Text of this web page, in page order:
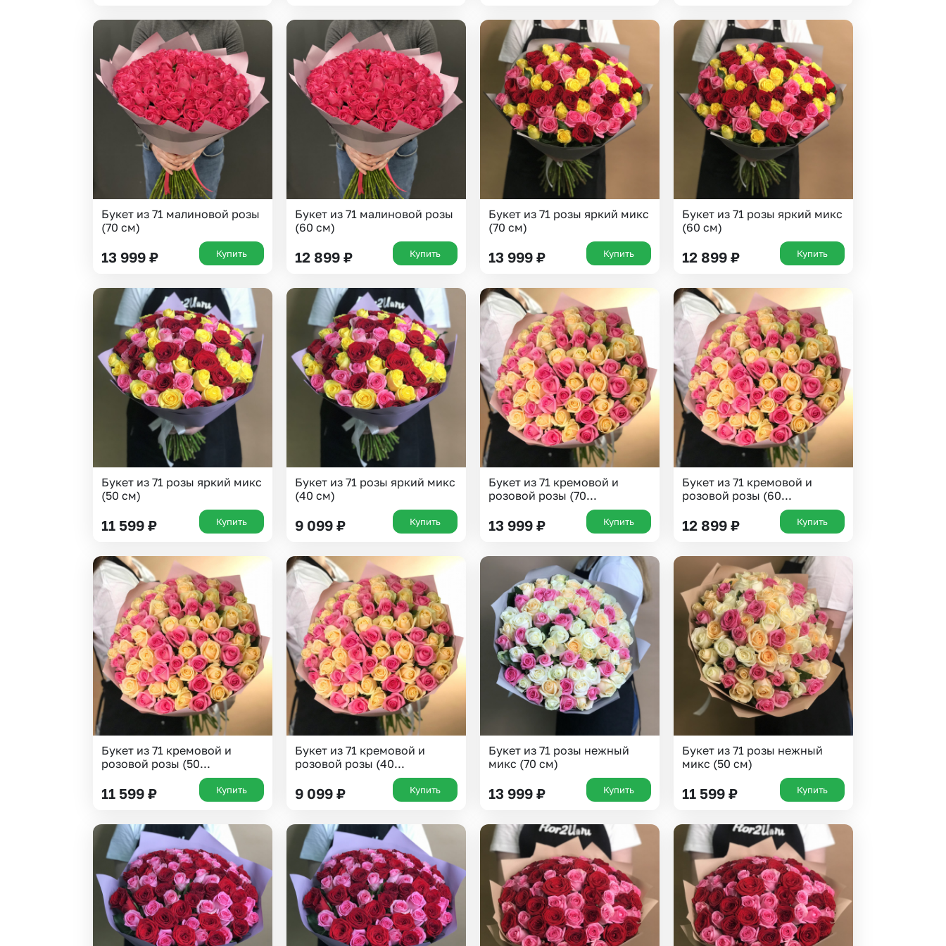
Казань
Уфа
Челябинск
Екатеринбург
Новосибирск
Омск
Волгоград
Воронеж
Букет из 71 малиновой розы
(70 см)
13 999 ₽ Купить
Букет из 71 малиновой розы
(60 см)
12 899 ₽ Купить
Букет из 71 розы яркий микс
(70 см)
13 999 ₽ Купить
Букет из 71 розы яркий микс
(60 см)
12 899 ₽ Купить
Букет из 71 розы яркий микс
(50 см)
11 599 ₽ Купить
Букет из 71 розы яркий микс
(40 см)
9 099 ₽ Купить
Букет из 71 кремовой и
розовой розы (70...
13 999 ₽ Купить
Букет из 71 кремовой и
розовой розы (60...
12 899 ₽ Купить
Букет из 71 кремовой и
розовой розы (50...
11 599 ₽ Купить
Букет из 71 кремовой и
розовой розы (40...
9 099 ₽ Купить
Букет из 71 розы нежный
микс (70 см)
13 999 ₽ Купить
Букет из 71 розы нежный
микс (50 см)
11 599 ₽ Купить